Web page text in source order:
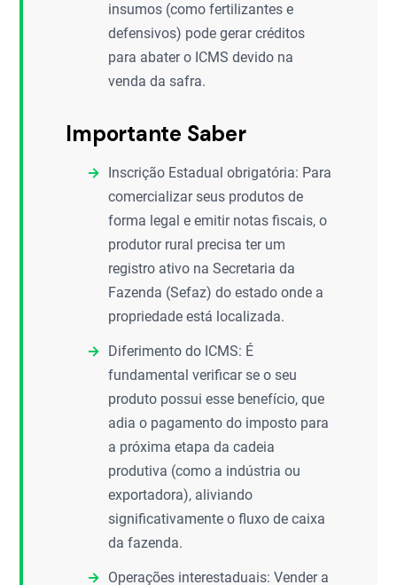
insumos (como fertilizantes e
defensivos) pode gerar créditos
para abater o ICMS devido na
venda da safra.
Importante Saber
Inscrição Estadual obrigatória: Para
comercializar seus produtos de
forma legal e emitir notas fiscais, o
produtor rural precisa ter um
registro ativo na Secretaria da
Fazenda (Sefaz) do estado onde a
propriedade está localizada.
Diferimento do ICMS: É
fundamental verificar se o seu
produto possui esse benefício, que
adia o pagamento do imposto para
a próxima etapa da cadeia
produtiva (como a indústria ou
exportadora), aliviando
significativamente o fluxo de caixa
da fazenda.
Operações interestaduais: Vender a